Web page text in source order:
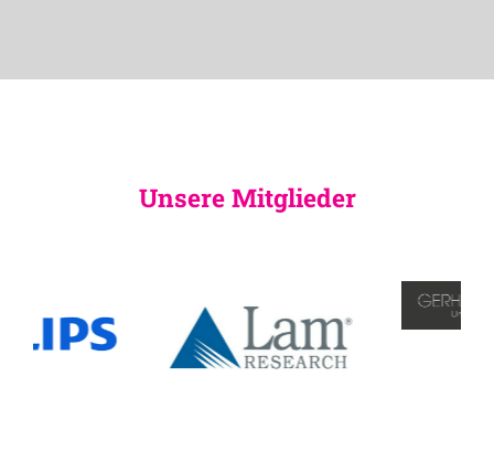
Unsere Mitglieder